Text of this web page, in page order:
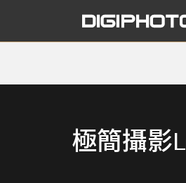
極簡攝影